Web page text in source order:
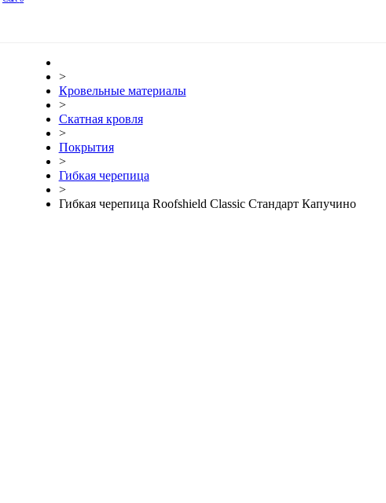
>
Кровельные материалы
>
Скатная кровля
>
Покрытия
>
Гибкая черепица
>
Гибкая черепица Roofshield Classic Стандарт Капучино